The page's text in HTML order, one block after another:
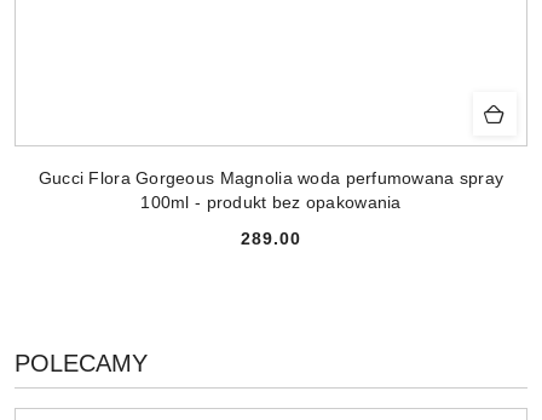
Gucci Flora Gorgeous Magnolia woda perfumowana spray
100ml - produkt bez opakowania
Cena:
289.00
Pomiń karuzelę produktów
PRODUKTY
O
POLECAMY